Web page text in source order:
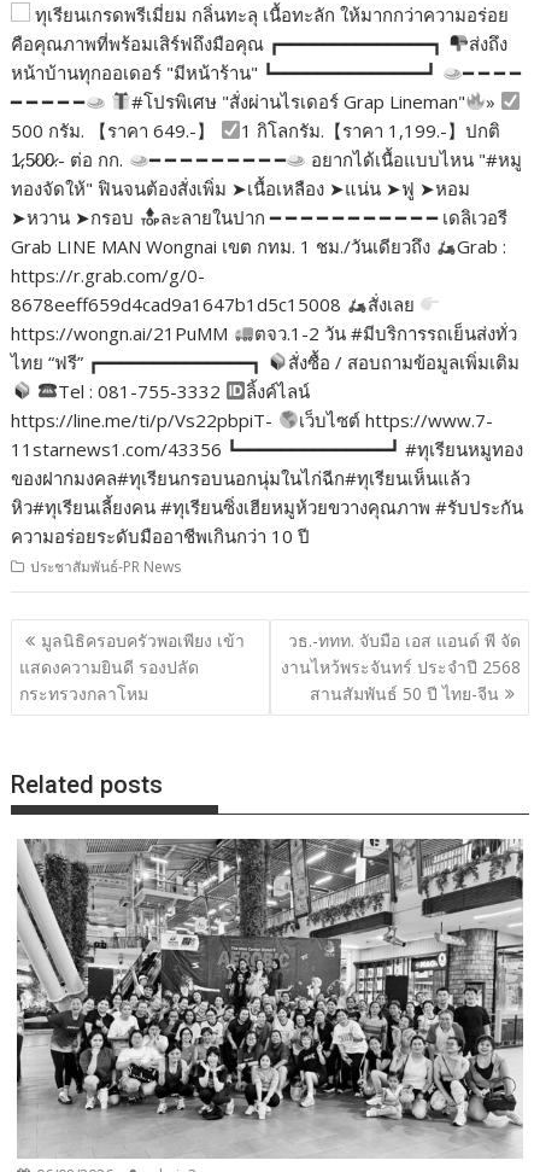
ทุเรียนเกรดพรีเมี่ยม กลิ่นทะลุ เนื้อทะลัก ให้มากกว่าความอร่อย
คือคุณภาพที่พร้อมเสิร์ฟถึงมือคุณ ┏━━━━━━━━━━━━━━┓
ส่งถึง
หน้าบ้านทุกออเดอร์ "มีหน้าร้าน" ┗━━━━━━━━━━━━━━┛
━ ━ ━ ━
━ ━ ━ ━ ━
#โปรพิเศษ "สั่งผ่านไรเดอร์ Grap Lineman"
»
500 กรัม. 【ราคา 649.-】
1 กิโลกรัม.【ราคา 1,199.-】ปกติ
1̷,5̷0̷0̷.- ต่อ กก.
━ ━ ━ ━ ━ ━ ━ ━ ━
อยากได้เนื้อแบบไหน "#หมู
ทองจัดให้" ฟินจนต้องสั่งเพิ่ม ➤เนื้อเหลือง ➤แน่น ➤ฟู ➤หอม
➤หวาน ➤กรอบ
ละลายในปาก ━ ━ ━ ━ ━ ━ ━ ━ ━ ━ ━ เดลิเวอรี
Grab LINE MAN Wongnai เขต กทม. 1 ชม./วันเดียวถึง
Grab :
https://r.grab.com/g/0-
8678eeff659d4cad9a1647b1d5c15008
สั่งเลย
https://wongn.ai/21PuMM
ตจว.1-2 วัน #มีบริการรถเย็นส่งทั่ว
ไทย “ฟรี” ┏━━━━━━━━━━━━━━┓
สั่งซื้อ / สอบถามข้อมูลเพิ่มเติม
Tel : 081-755-3332
ลิ้งค์ไลน์
https://line.me/ti/p/Vs22pbpiT-
เว็บไซต์ https://www.7-
11starnews1.com/43356 ┗━━━━━━━━━━━━━━┛ #ทุเรียนหมูทอง
ของฝากมงคล#ทุเรียนกรอบนอกนุ่มในไก่ฉีก#ทุเรียนเห็นแล้ว
หิว#ทุเรียนเลี้ยงคน #ทุเรียนซิ่งเฮียหมูห้วยขวางคุณภาพ #รับประกัน
ความอร่อยระดับมืออาชีพเกินกว่า 10 ปี
ประชาสัมพันธ์-PR News
แนะแนว
เรื่อง
มูลนิธิครอบครัวพอเพียง เข้า
แสดงความยินดี รองปลัด
กระทรวงกลาโหม
วธ.-ททท. จับมือ เอส แอนด์ พี จัด
งานไหว้พระจันทร์ ประจำปี 2568
สานสัมพันธ์ 50 ปี ไทย-จีน
Related posts